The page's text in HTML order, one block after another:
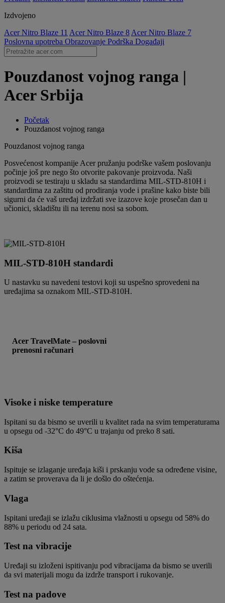
Izdvojeno
Acer Nitro Blaze 11 Acer Nitro Blaze 8 Acer Nitro Blaze 7
Poslovna upotreba Obrazovanje Podrška Događaji
Pouzdanost vojnog ranga |
Acer Srbija
Početak
Pouzdanost vojnog ranga
Pouzdanost vojnog ranga
Posvećenost kompanije Acer pružanju podrške vašem poslovanju
počinje još pre nego što otvorite pakovanje proizvoda. Naši
proizvodi se testiraju u skladu sa standardima MIL-STD-810H i
standardima za zaštitu od prodiranja vode i prašine kako biste bili
sigurni da će vaš uređaj izdržati sve izazove koje prosečan dan u
učionici, skladištu ili na terenu nosi sa sobom.
MIL-STD-810H standardi
U nastavku su navedeni testovi koji su uspešno sprovedeni na
uređajima sa oznakom MIL-STD-810H.
Acer TravelMate – poslovni
prenosni računari
Visoke i niske temperature
Ispitani su da bismo se uverili u kvalitet rada na svim temperaturama
u opsegu od -32°C do 49°C u trajanju od preko 8 sati.
Kiša
Ispituje se izlaganje uređaja kiši i prskanju vode sa određene visine,
a zatim se proverava da li je došlo do oštećenja.
Vlaga
Ispitani uređaji se izlažu ciklusima vlažnosti u opsegu od 58% do
88% u periodu od 24 sata.
Test na vibracije
Uređaji su izloženi ispitivanju pod vibracijama da bismo se uverili
da svi materijali mogu da izdrže transport i rukovanje.
Test na padove